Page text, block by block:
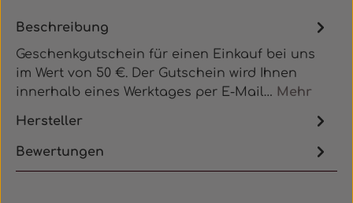
Beschreibung
Geschenkgutschein für einen Einkauf bei uns
im Wert von 50 €. Der Gutschein wird Ihnen
innerhalb eines Werktages per E-Mail… Mehr
Hersteller
Bewertungen